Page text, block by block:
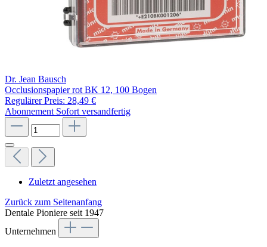
Dr. Jean Bausch
Occlusionspapier rot BK 12, 100 Bogen
Regulärer Preis: 28,49 €
Abonnement Sofort versandfertig
Zuletzt angesehen
Zurück zum Seitenanfang
Dentale Pioniere seit 1947
Unternehmen